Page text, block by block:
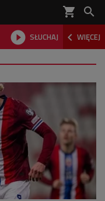
shopping_cart 
 SŁUCHAJ  WIĘCEJ
